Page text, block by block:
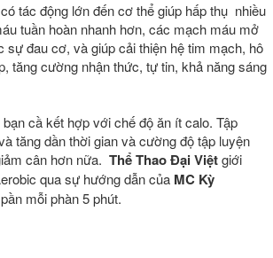
tác động lớn đến cơ thể giúp hấp thụ nhiều
tuần hoàn nhanh hơn, các mạch máu mở
đau cơ, và giúp cải thiện hệ tim mạch, hô
tăng cường nhận thức, tự tin, khả năng sáng
cầ kết hợp với chế độ ăn ít calo. Tập
tăng dần thời gian và cường độ tập luyện
cân hơn nữa. Thể Thao Đại Việtgiới
qua sự hướng dẫn của MC Kỳ
mỗi phàn 5 phút.